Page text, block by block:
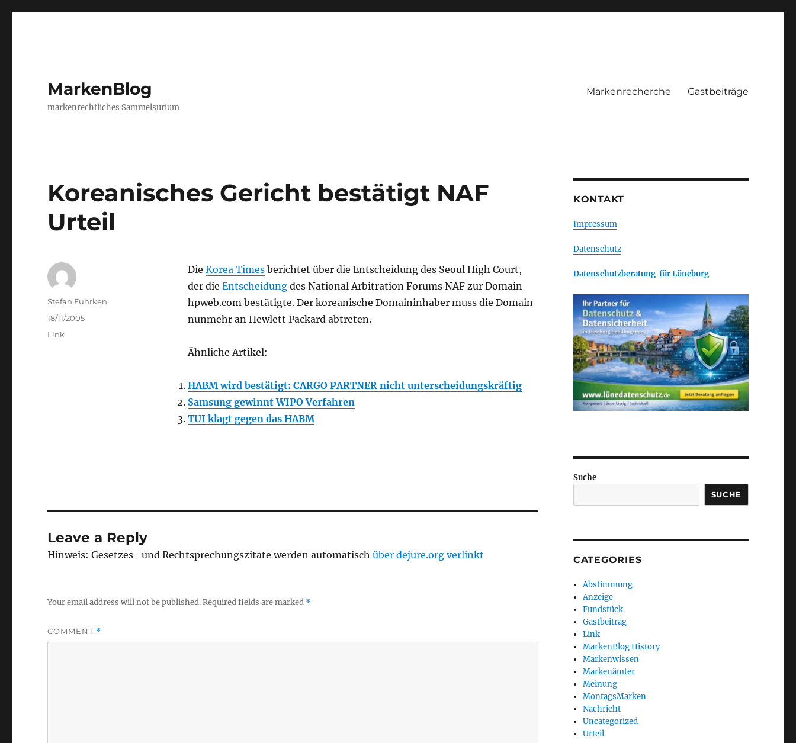
MarkenBlog
markenrechtliches Sammelsurium
Markenrecherche Gastbeiträge
Koreanisches Gericht bestätigt NAF
Urteil
Die Korea Timesberichtet über die Entscheidung des Seoul High Court,
der die Entscheidungdes National Arbitration Forums NAF zur Domain
hpweb.com bestätigte. Der koreanische Domaininhaber muss die Domain
nunmehr an Hewlett Packard abtreten.
Ähnliche Artikel:
HABM wird bestätigt: CARGO PARTNER nicht unterscheidungskräftig
Samsung gewinnt WIPO Verfahren
TUI klagt gegen das HABM
Author
Stefan Fuhrken
Posted
on
18/11/2005
Categories
Link
Leave a Reply
Hinweis: Gesetzes- und Rechtsprechungszitate werden automatischüber dejure.org verlinkt
Your email address will not be published.Required fields are marked *
COMMENT *
KONTAKT
Impressum
Datenschutz
Datenschutzberatung für Lüneburg
Suche
SUCHE
CATEGORIES
Abstimmung
Anzeige
Fundstück
Gastbeitrag
Link
MarkenBlog History
Markenwissen
Markenämter
Meinung
MontagsMarken
Nachricht
Uncategorized
Urteil